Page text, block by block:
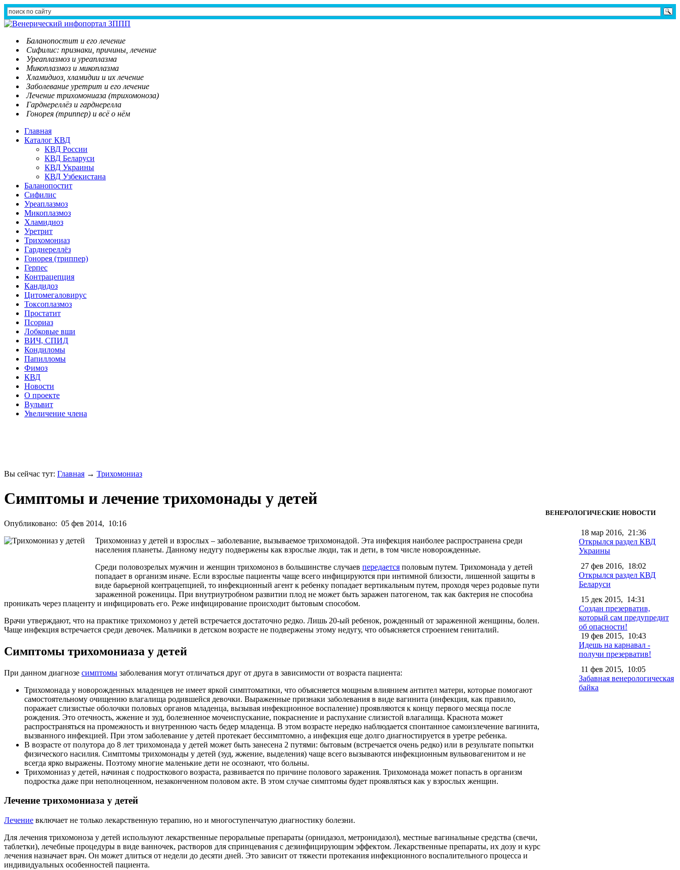
Баланопостит и его лечение
Сифилис: признаки, причины, лечение
Уреаплазмоз и уреаплазма
Микоплазмоз и микоплазма
Хламидиоз, хламидии и их лечение
Заболевание уретрит и его лечение
Лечение трихомониаза (трихомоноза)
Гарднереллёз и гарднерелла
Гонорея (триппер) и всё о нём
Главная
Каталог КВД
КВД России
КВД Беларуси
КВД Украины
КВД Узбекистана
Баланопостит
Сифилис
Уреаплазмоз
Микоплазмоз
Хламидиоз
Уретрит
Трихомониаз
Гарднереллёз
Гонорея (триппер)
Герпес
Контрацепция
Кандидоз
Цитомегаловирус
Токсоплазмоз
Простатит
Псориаз
Лобковые вши
ВИЧ, СПИД
Кондиломы
Папилломы
Фимоз
КВД
Новости
О проекте
Вульвит
Увеличение члена
Вы сейчас тут: Главная → Трихомониаз
Симптомы и лечение трихомонады у детей
Опубликовано: 05 фев 2014, 10:16
Трихомониаз у детей и взрослых – заболевание, вызываемое трихомонадой. Эта инфекция наиболее распространена среди
населения планеты. Данному недугу подвержены как взрослые люди, так и дети, в том числе новорожденные.
Среди половозрелых мужчин и женщин трихомоноз в большинстве случаев передается половым путем. Трихомонада у детей
попадает в организм иначе. Если взрослые пациенты чаще всего инфицируются при интимной близости, лишенной защиты в
виде барьерной контрацепцией, то инфекционный агент к ребенку попадает вертикальным путем, проходя через родовые пути
зараженной роженицы. При внутриутробном развитии плод не может быть заражен патогеном, так как бактерия не способна
проникать через плаценту и инфицировать его. Реже инфицирование происходит бытовым способом.
Врачи утверждают, что на практике трихомоноз у детей встречается достаточно редко. Лишь 20-ый ребенок, рожденный от зараженной женщины, болен.
Чаще инфекция встречается среди девочек. Мальчики в детском возрасте не подвержены этому недугу, что объясняется строением гениталий.
Симптомы трихомониаза у детей
При данном диагнозе симптомы заболевания могут отличаться друг от друга в зависимости от возраста пациента:
Трихомонада у новорожденных младенцев не имеет яркой симптоматики, что объясняется мощным влиянием антител матери, которые помогают
самостоятельному очищению влагалища родившейся девочки. Выраженные признаки заболевания в виде вагинита (инфекция, как правило,
поражает слизистые оболочки половых органов младенца, вызывая инфекционное воспаление) проявляются к концу первого месяца после
рождения. Это отечность, жжение и зуд, болезненное мочеиспускание, покраснение и распухание слизистой влагалища. Краснота может
распространяться на промежность и внутреннюю часть бедер младенца. В этом возрасте нередко наблюдается спонтанное самоизлечение вагинита,
вызванного инфекцией. При этом заболевание у детей протекает бессимптомно, а инфекция еще долго диагностируется в уретре ребенка.
В возрасте от полутора до 8 лет трихомонада у детей может быть занесена 2 путями: бытовым (встречается очень редко) или в результате попытки
физического насилия. Симптомы трихомонады у детей (зуд, жжение, выделения) чаще всего вызываются инфекционным вульвовагенитом и не
всегда ярко выражены. Поэтому многие маленькие дети не осознают, что больны.
Трихомониаз у детей, начиная с подросткового возраста, развивается по причине полового заражения. Трихомонада может попасть в организм
подростка даже при неполноценном, незаконченном половом акте. В этом случае симптомы будет проявляться как у взрослых женщин.
Лечение трихомониаза у детей
Лечение включает не только лекарственную терапию, но и многоступенчатую диагностику болезни.
Для лечения трихомоноза у детей используют лекарственные пероральные препараты (орнидазол, метронидазол), местные вагинальные средства (свечи,
таблетки), лечебные процедуры в виде ванночек, растворов для спринцевания с дезинфицирующим эффектом. Лекарственные препараты, их дозу и курс
лечения назначает врач. Он может длиться от недели до десяти дней. Это зависит от тяжести протекания инфекционного воспалительного процесса и
индивидуальных особенностей пациента.
ВЕНЕРОЛОГИЧЕСКИЕ НОВОСТИ
18 мар 2016, 21:36
Открылся раздел КВД
Украины
27 фев 2016, 18:02
Открылся раздел КВД
Беларуси
15 дек 2015, 14:31
Создан презерватив,
который сам предупредит
об опасности!
19 фев 2015, 10:43
Идешь на карнавал -
получи презерватив!
11 фев 2015, 10:05
Забавная венерологическая
байка